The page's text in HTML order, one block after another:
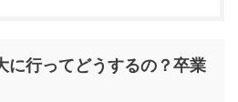
に行ってどうするの？卒業